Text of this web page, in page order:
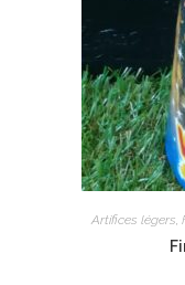
Artifices légers,